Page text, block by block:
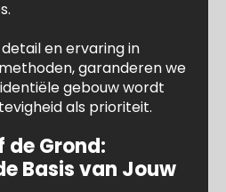
en ervaring in
garanderen we
gebouw wordt
als prioriteit.
de Grond:
Basis van Jouw